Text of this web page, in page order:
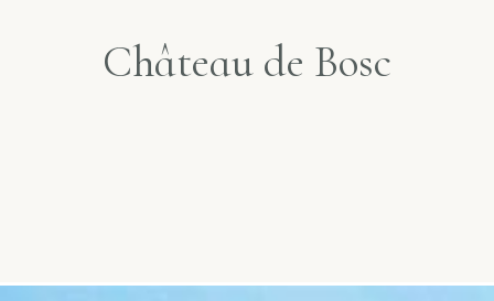
Château de Bosc